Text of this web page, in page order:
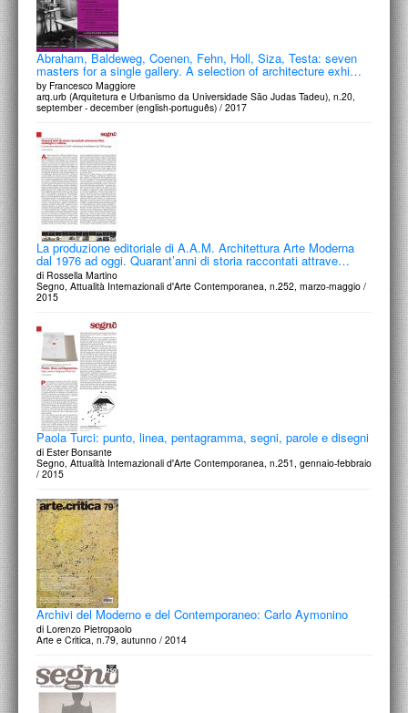
Abraham, Baldeweg, Coenen, Fehn, Holl, Siza, Testa: seven
masters for a single gallery. A selection of architecture exhi…
by Francesco Maggiore
arq.urb (Arquitetura e Urbanismo da Universidade São Judas Tadeu), n.20,
september - december (english-português) / 2017
La produzione editoriale di A.A.M. Architettura Arte Moderna
dal 1976 ad oggi. Quarant’anni di storia raccontati attrave…
di Rossella Martino
Segno, Attualità Internazionali d'Arte Contemporanea, n.252, marzo-maggio /
2015
Paola Turci: punto, linea, pentagramma, segni, parole e disegni
di Ester Bonsante
Segno, Attualità Internazionali d'Arte Contemporanea, n.251, gennaio-febbraio
/ 2015
Archivi del Moderno e del Contemporaneo: Carlo Aymonino
di Lorenzo Pietropaolo
Arte e Critica, n.79, autunno / 2014